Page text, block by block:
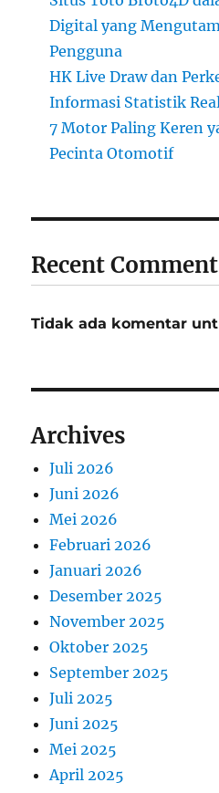
Digital yang
Pengguna
HK Live Draw dan
Informasi Statistik
7 Motor Paling Keren
Pecinta Otomotif
Recent
Tidak ada komentar
Archives
Juli 2026
Juni 2026
Mei 2026
Februari 2026
Januari 2026
Desember 2025
November 2025
Oktober 2025
September 2025
Juli 2025
Juni 2025
Mei 2025
April 2025